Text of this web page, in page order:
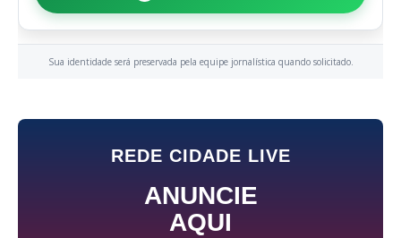
Sua identidade será preservada pela equipe jornalística quando solicitado.
REDE CIDADE LIVE
ANUNCIE
AQUI